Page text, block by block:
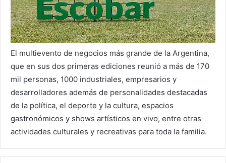
El multievento de negocios más grande de la Argentina,
que en sus dos primeras ediciones reunió a más de 170
mil personas, 1000 industriales, empresarios y
desarrolladores además de personalidades destacadas
de la política, el deporte y la cultura, espacios
gastronómicos y shows artísticos en vivo, entre otras
actividades culturales y recreativas para toda la familia.